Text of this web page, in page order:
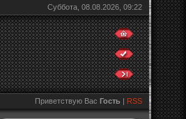
Суббота, 08.08.2026, 09:22
Приветствую Вас Гость | RSS